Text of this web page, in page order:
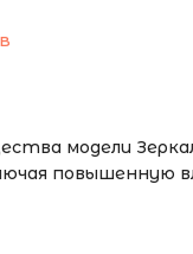
модели
повышенную